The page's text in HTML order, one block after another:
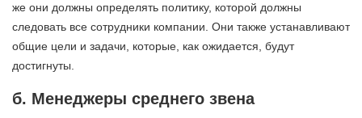
же они должны определять политику, которой должны
следовать все сотрудники компании. Они также устанавливают
общие цели и задачи, которые, как ожидается, будут
достигнуты.
б. Менеджеры среднего звена